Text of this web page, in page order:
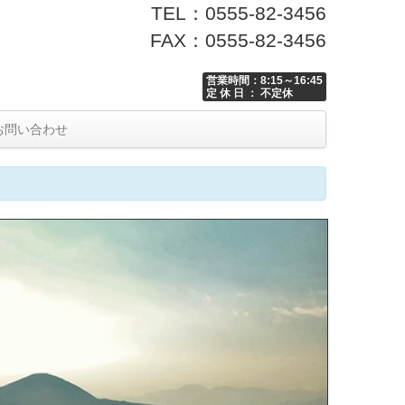
TEL：0555-82-3456
FAX：0555-82-3456
営業時間：8:15～16:45
定 休 日 ： 不定休
い合わせ